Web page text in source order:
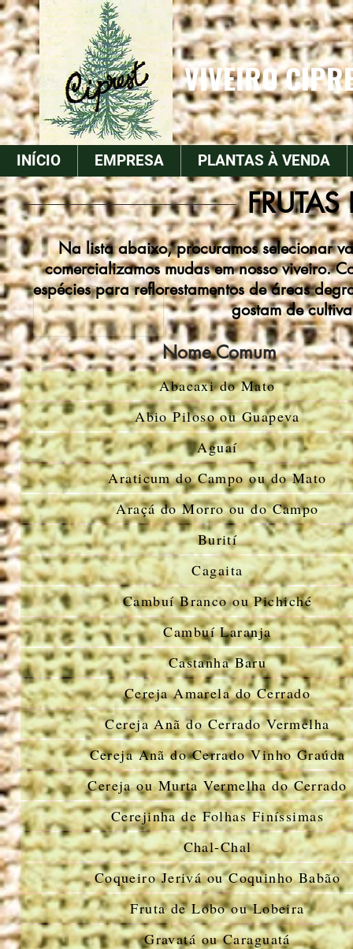
VIVEIRO
INÍCIO EMPRESA PLANTAS À VENDA
Na lista abaixo, procuramos selecionar
comercializamos mudas em nosso viveiro.
espécies para reflorestamentos de áreas
gostam de
Nome Comum
Abacaxi do Mato
Abio Piloso ou Guapeva
Aguaí
Araticum do Campo ou do Mato
Araçá do Morro ou do Campo
Burití
Cagaita
Cambuí Branco ou Pichiché
Cambuí Laranja
Castanha Baru
Cereja Amarela do Cerrado
Cereja Anã do Cerrado Vermelha
Cereja Anã do Cerrado Vinho Graúda
Cereja ou Murta Vermelha do Cerrado
Cerejinha de Folhas Finíssimas
Chal-Chal
Coqueiro Jerivá ou Coquinho Babão
Fruta de Lobo ou Lobeira
Gravatá ou Caraguatá